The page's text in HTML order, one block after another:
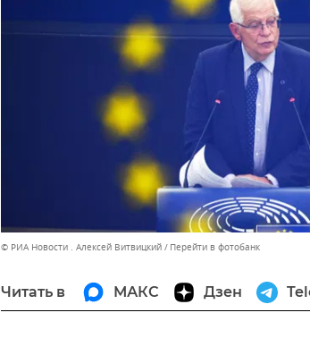
© РИА Новости . Алексей Витвицкий Перейти в фотобанк
Читать в МАКС Дзен